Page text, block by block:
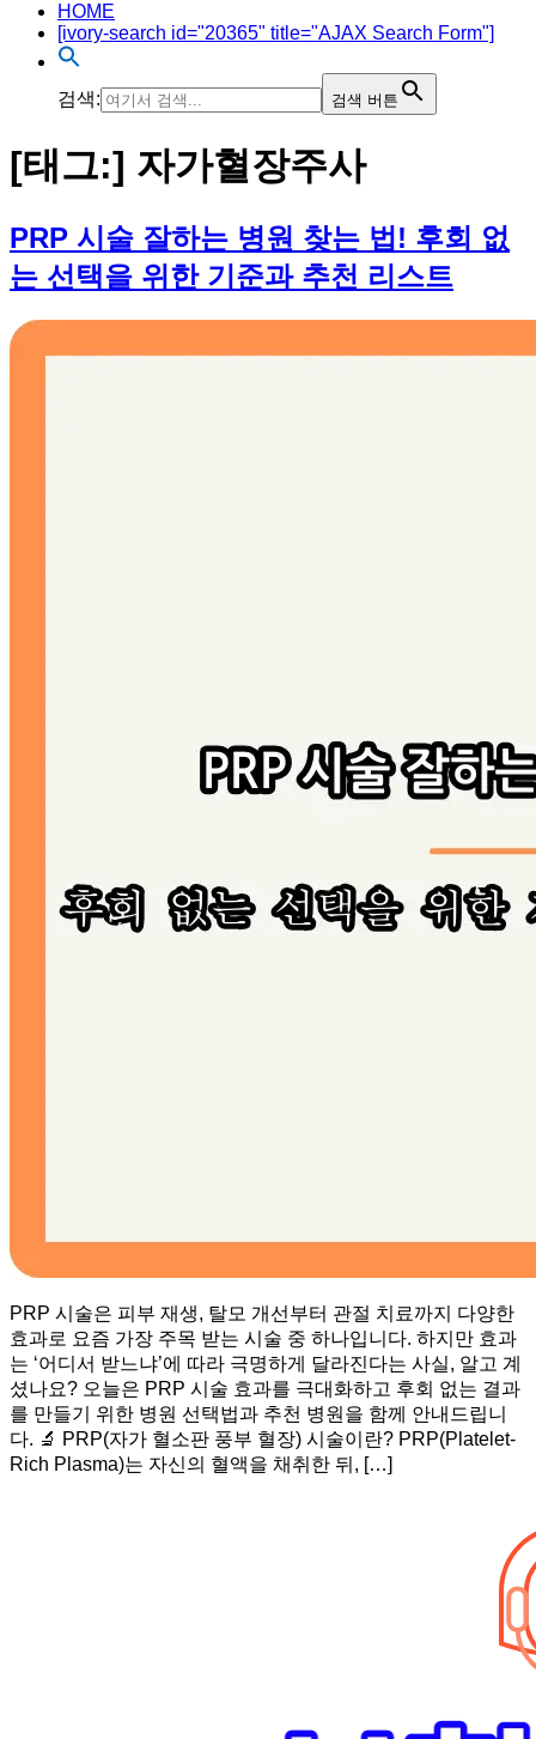
HOME
[ivory-search id="20365" title="AJAX Search Form"]
검색: 검색 버튼
[태그:] 자가혈장주사
PRP 시술 잘하는 병원 찾는 법! 후회 없
는 선택을 위한 기준과 추천 리스트
PRP 시술은 피부 재생, 탈모 개선부터 관절 치료까지 다양한
효과로 요즘 가장 주목 받는 시술 중 하나입니다. 하지만 효과
는 ‘어디서 받느냐’에 따라 극명하게 달라진다는 사실, 알고 계
셨나요? 오늘은 PRP 시술 효과를 극대화하고 후회 없는 결과
를 만들기 위한 병원 선택법과 추천 병원을 함께 안내드립니
다. 🔬 PRP(자가 혈소판 풍부 혈장) 시술이란? PRP(Platelet-
Rich Plasma)는 자신의 혈액을 채취한 뒤, […]